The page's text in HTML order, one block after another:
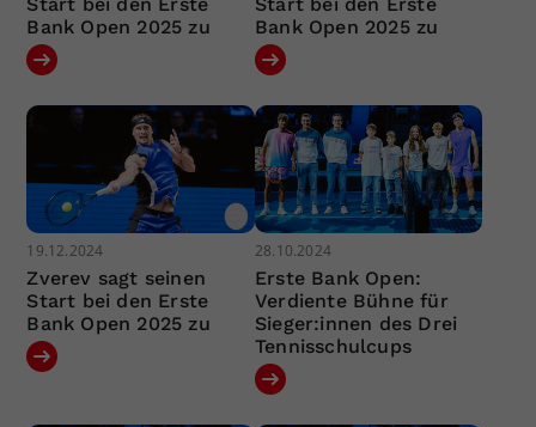
Bank Open 2025 zu
Bank Open 2025 zu
19.12.2024
Zverev sagt seinen
Start bei den Erste
Bank Open 2025 zu
28.10.2024
Erste Bank Open:
Verdiente Bühne für
Sieger:innen des Drei
Tennisschulcups